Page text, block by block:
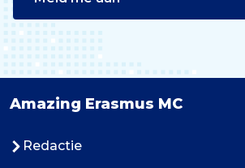
Amazing Erasmus MC
Redactie